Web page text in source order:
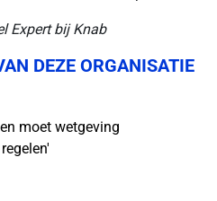
Expert bij Knab
DEZE ORGANISATIE
moet wetgeving